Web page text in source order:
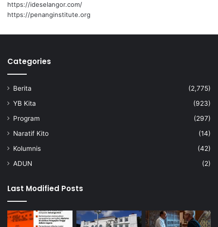
https://ideselangor.com/
https://penanginstitute.org
Categories
Berita
(2,775)
YB Kita
(923)
Program
(297)
Naratif Kito
(14)
Kolumnis
(42)
ADUN
(2)
Last Modified Posts